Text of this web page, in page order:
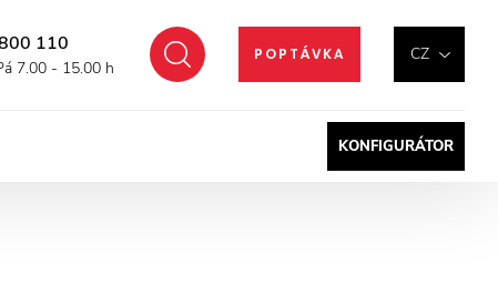
CZ
POPTÁVKA
Hledat
110
7.00 - 15.00 h
KONFIGURÁTOR